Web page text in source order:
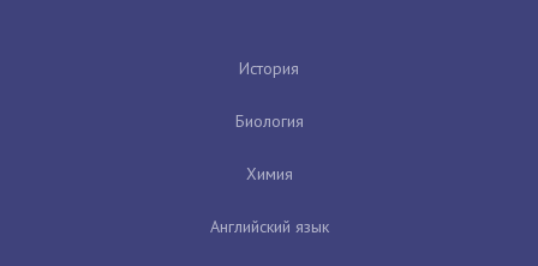
История
Биология
Химия
Английский язык